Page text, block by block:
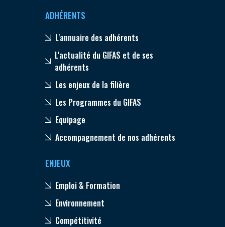
ADHÉRENTS
L'annuaire des adhérents
L'actualité du GIFAS et de ses
adhérents
Les enjeux de la filière
Les Programmes du GIFAS
Equipage
Accompagnement de nos adhérents
ENJEUX
Emploi & Formation
Environnement
Compétitivité